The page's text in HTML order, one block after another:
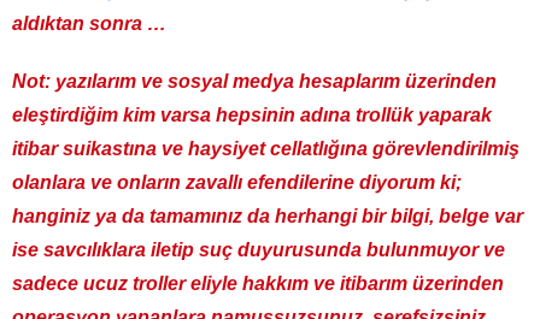
aldıktan sonra …
Not: yazılarım ve sosyal medya hesaplarım üzerinden
eleştirdiğim kim varsa hepsinin adına trollük yaparak
itibar suikastına ve haysiyet cellatlığına görevlendirilmiş
olanlara ve onların zavallı efendilerine diyorum ki;
hanginiz ya da tamamınız da herhangi bir bilgi, belge var
ise savcılıklara iletip suç duyurusunda bulunmuyor ve
sadece ucuz troller eliyle hakkım ve itibarım üzerinden